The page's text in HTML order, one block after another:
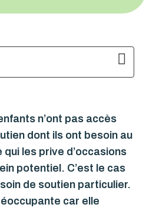
n’ont pas accès
dont ils ont besoin au
les prive d’occasions
potentiel. C’est le cas
de soutien particulier.
car elle